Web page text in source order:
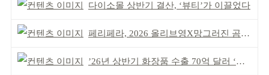
다이소몰 상반기 결산, ‘뷰티’가 이끌었다
페리페라, 2026 올리브영X망그러진 곰 콜라보
’26년 상반기 화장품 수출 70억 달러 ‘역대 최고’